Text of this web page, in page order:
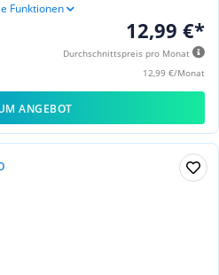
Funktionen
12,99 €*
Durchschnittspreis pro Monat
12,99 €/Monat
ANGEBOT